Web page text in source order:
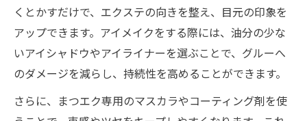
くとかすだけで、エクステの向きを整え、目元の印象を
アップできます。アイメイクをする際には、油分の少な
いアイシャドウやアイライナーを選ぶことで、グルーへ
のダメージを減らし、持続性を高めることができます。
さらに、まつエク専用のマスカラやコーティング剤を使